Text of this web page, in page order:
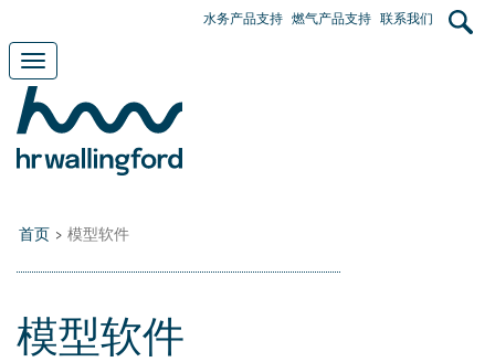
main
content
User
水务产品支持 燃气产品支持 联系我们
Toggle
navigation
首页 > 模型软件
模型软件